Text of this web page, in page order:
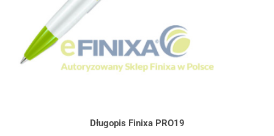
Długopis Finixa PRO19